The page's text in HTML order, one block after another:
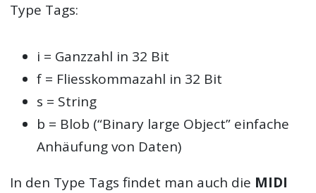
Type Tags:
i = Ganzzahl in 32 Bit
f = Fliesskommazahl in 32 Bit
s = String
b = Blob (“Binary large Object” einfache
Anhäufung von Daten)
In den Type Tags findet man auch die MIDI